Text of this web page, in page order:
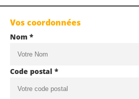
Vos coordonnées
Nom *
Code postal *